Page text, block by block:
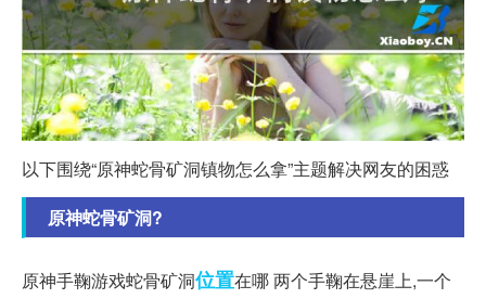
以下围绕“原神蛇骨矿洞镇物怎么拿”主题解决网友的困惑
原神蛇骨矿洞?
原神手鞠游戏蛇骨矿洞位置在哪 两个手鞠在悬崖上,一个